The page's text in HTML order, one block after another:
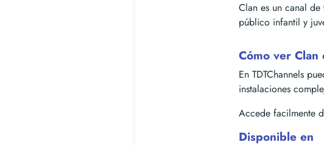
Clan es un canal
público infantil y
Cómo ver
En TDTChannels
instalaciones
Accede facilmente
Disponible en